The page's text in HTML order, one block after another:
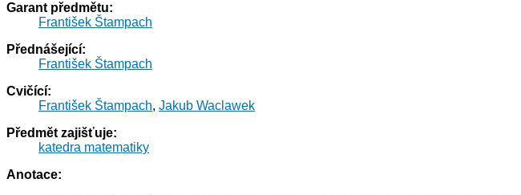
Garant předmětu:
František Štampach
Přednášející:
František Štampach
Cvičící:
František Štampach, Jakub Waclawek
Předmět zajišťuje:
katedra matematiky
Anotace: